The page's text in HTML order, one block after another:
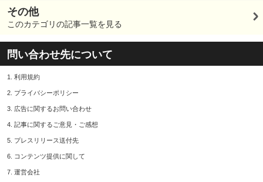
その他
このカテゴリの記事一覧を見る
問い合わせ先について
1. 利用規約
2. プライバシーポリシー
3. 広告に関するお問い合わせ
4. 記事に関するご意見・ご感想
5. プレスリリース送付先
6. コンテンツ提供に関して
7. 運営会社